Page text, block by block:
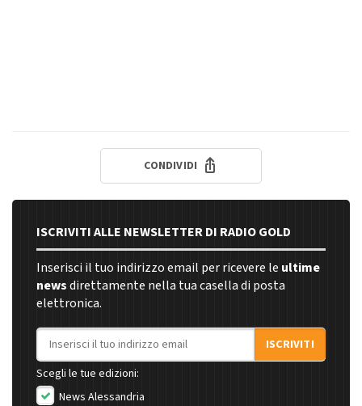
CONDIVIDI
ISCRIVITI ALLE NEWSLETTER DI RADIO GOLD
Inserisci il tuo indirizzo email per ricevere le ultime
newsdirettamente nella tua casella di posta
elettronica.
Indirizzo email
ISCRIVITI
Scegli le tue edizioni:
News Alessandria